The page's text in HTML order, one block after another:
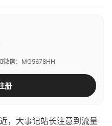
微信：MG5678HH
册
，大事记站长注意到流量